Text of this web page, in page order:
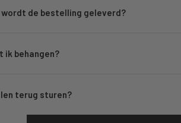
wordt de bestelling geleverd?
ik behangen?
terug sturen?